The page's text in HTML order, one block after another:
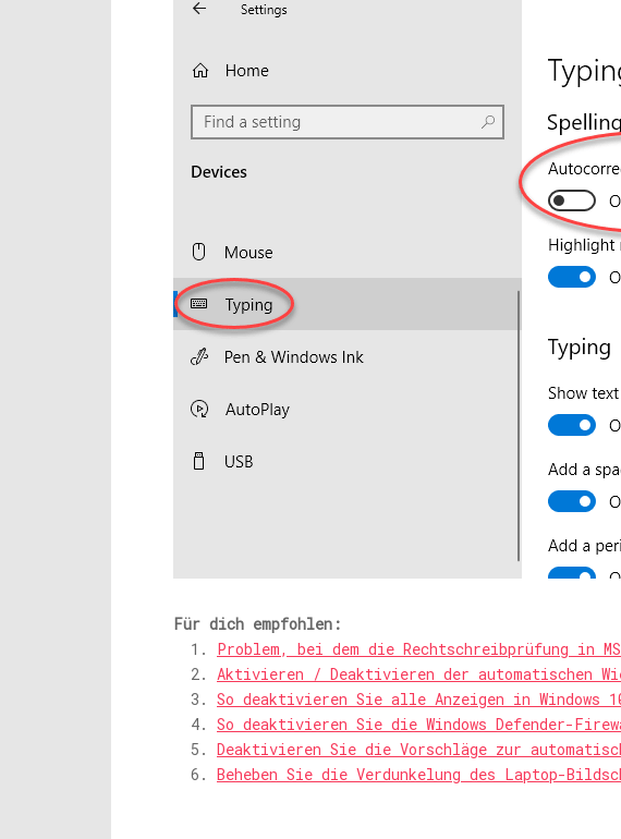
Für dich empfohlen:
Problem, bei dem die Rechtschreibprüfung in
Aktivieren / Deaktivieren der automatischen
So deaktivieren Sie alle Anzeigen in Windows
So deaktivieren Sie die Windows Defender-
Deaktivieren Sie die Vorschläge zur
Beheben Sie die Verdunkelung des Laptop-